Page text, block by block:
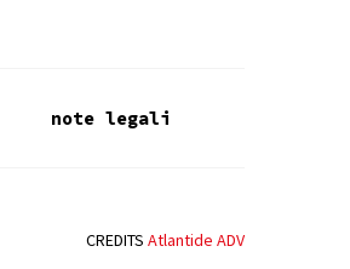
note legali
CREDITS Atlantide ADV